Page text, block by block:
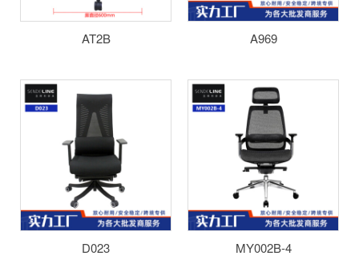
AT2B A969
D023 MY002B-4